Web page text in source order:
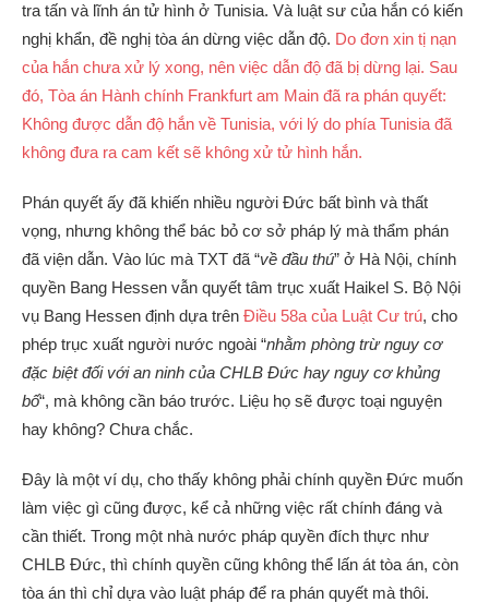
tra tấn và lĩnh án tử hình ở Tunisia. Và luật sư của hắn có kiến
nghị khẩn, đề nghị tòa án dừng việc dẫn độ. Do đơn xin tị nạn
của hắn chưa xử lý xong, nên việc dẫn độ đã bị dừng lại. Sau
đó, Tòa án Hành chính Frankfurt am Main đã ra phán quyết:
Không được dẫn độ hắn về Tunisia, với lý do phía Tunisia đã
không đưa ra cam kết sẽ không xử tử hình hắn.
Phán quyết ấy đã khiến nhiều người Đức bất bình và thất
vọng, nhưng không thể bác bỏ cơ sở pháp lý mà thẩm phán
đã viện dẫn. Vào lúc mà TXT đã “về đầu thú” ở Hà Nội, chính
quyền Bang Hessen vẫn quyết tâm trục xuất Haikel S. Bộ Nội
vụ Bang Hessen định dựa trên Điều 58a của Luật Cư trú, cho
phép trục xuất người nước ngoài “nhằm phòng trừ nguy cơ
đặc biệt đối với an ninh của CHLB Đức hay nguy cơ khủng
bố“, mà không cần báo trước. Liệu họ sẽ được toại nguyện
hay không? Chưa chắc.
Đây là một ví dụ, cho thấy không phải chính quyền Đức muốn
làm việc gì cũng được, kể cả những việc rất chính đáng và
cần thiết. Trong một nhà nước pháp quyền đích thực như
CHLB Đức, thì chính quyền cũng không thể lấn át tòa án, còn
tòa án thì chỉ dựa vào luật pháp để ra phán quyết mà thôi.